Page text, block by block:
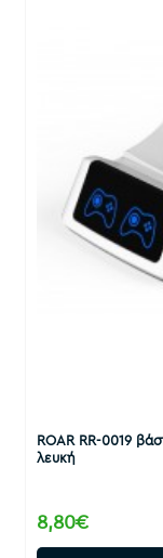
ROAR RR-0019
λευκή
8,80€